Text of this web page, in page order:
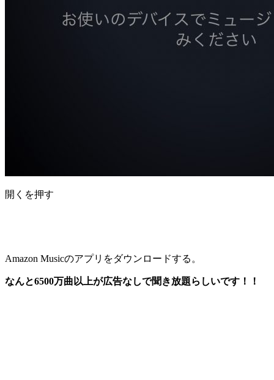
開くを押す
Amazon Musicのアプリをダウンロードする。
なんと6500万曲以上が広告なしで聞き放題らしいです！！